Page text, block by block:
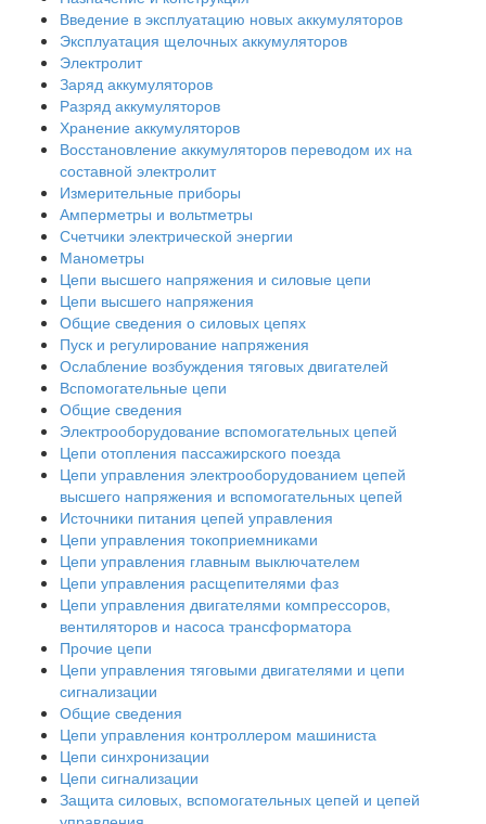
Введение в эксплуатацию новых аккумуляторов
Эксплуатация щелочных аккумуляторов
Электролит
Заряд аккумуляторов
Разряд аккумуляторов
Хранение аккумуляторов
Восстановление аккумуляторов переводом их на
составной электролит
Измерительные приборы
Амперметры и вольтметры
Счетчики электрической энергии
Манометры
Цепи высшего напряжения и силовые цепи
Цепи высшего напряжения
Общие сведения о силовых цепях
Пуск и регулирование напряжения
Ослабление возбуждения тяговых двигателей
Вспомогательные цепи
Общие сведения
Электрооборудование вспомогательных цепей
Цепи отопления пассажирского поезда
Цепи управления электрооборудованием цепей
высшего напряжения и вспомогательных цепей
Источники питания цепей управления
Цепи управления токоприемниками
Цепи управления главным выключателем
Цепи управления расщепителями фаз
Цепи управления двигателями компрессоров,
вентиляторов и насоса трансформатора
Прочие цепи
Цепи управления тяговыми двигателями и цепи
сигнализации
Общие сведения
Цепи управления контроллером машиниста
Цепи синхронизации
Цепи сигнализации
Защита силовых, вспомогательных цепей и цепей